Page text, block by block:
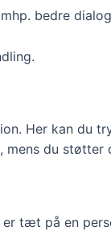
bedre
Her kan du
du støtter
tæt på en